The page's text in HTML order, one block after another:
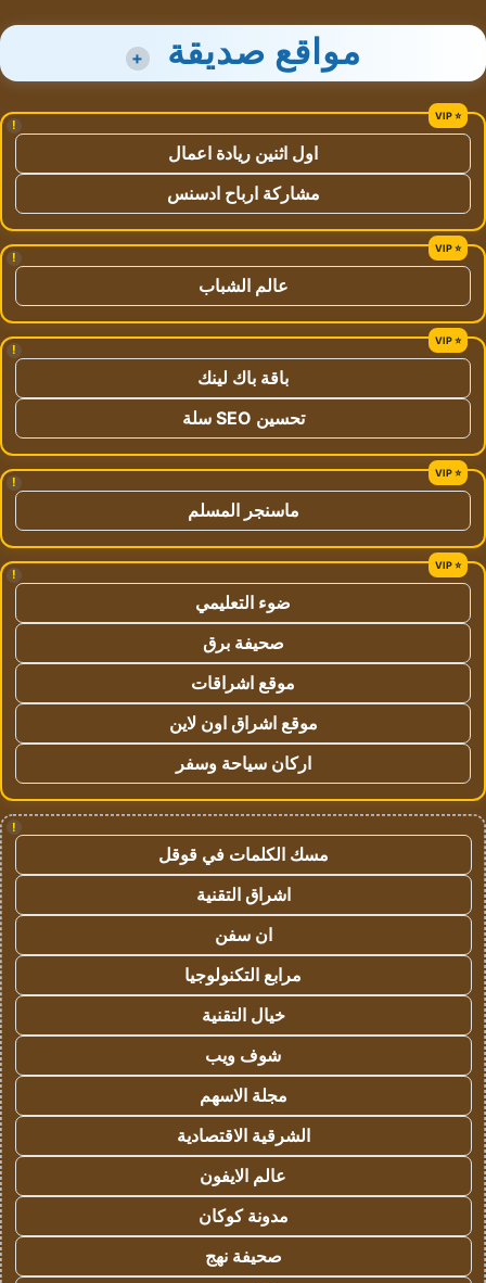
مواقع صديقة +
!
اول اثنين ريادة اعمال
مشاركة ارباح ادسنس
!
عالم الشباب
!
باقة باك لينك
تحسين SEO سلة
!
ماسنجر المسلم
!
ضوء التعليمي
صحيفة برق
موقع اشراقات
موقع اشراق اون لاين
اركان سياحة وسفر
!
مسك الكلمات في قوقل
اشراق التقنية
ان سفن
مرابع التكنولوجيا
خيال التقنية
شوف ويب
مجلة الاسهم
الشرقية الاقتصادية
عالم الايفون
مدونة كوكان
صحيفة نهج